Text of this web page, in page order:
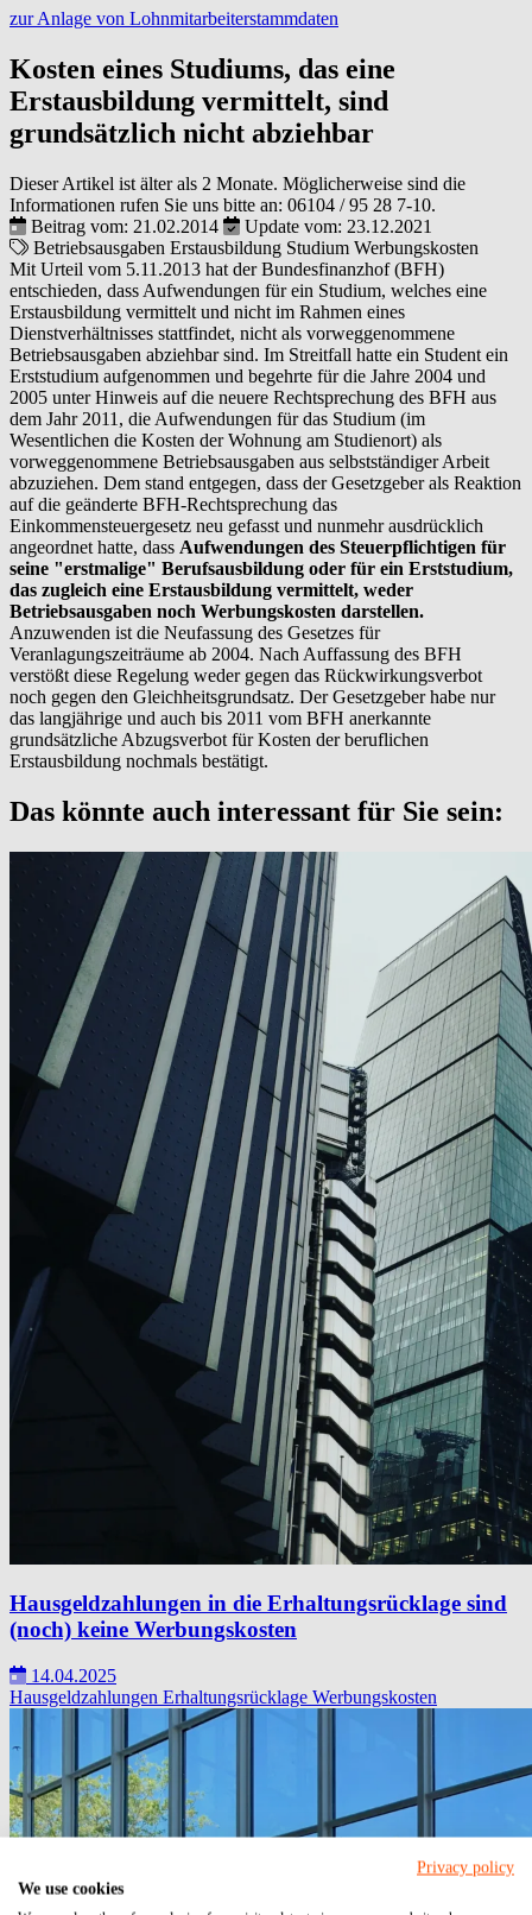
zur Anlage von Lohnmitarbeiterstammdaten
Kosten eines Studiums, das eine
Erstausbildung vermittelt, sind
grundsätzlich nicht abziehbar
Dieser Artikel ist älter als 2 Monate. Möglicherweise sind die
Informationen rufen Sie uns bitte an: 06104 / 95 28 7-10.
Beitrag vom: 21.02.2014
Update vom: 23.12.2021
Betriebsausgaben Erstausbildung Studium Werbungskosten
Mit Urteil vom 5.11.2013 hat der Bundesfinanzhof (BFH)
entschieden, dass Aufwendungen für ein Studium, welches eine
Erstausbildung vermittelt und nicht im Rahmen eines
Dienstverhältnisses stattfindet, nicht als vorweggenommene
Betriebsausgaben abziehbar sind. Im Streitfall hatte ein Student ein
Erststudium aufgenommen und begehrte für die Jahre 2004 und
2005 unter Hinweis auf die neuere Rechtsprechung des BFH aus
dem Jahr 2011, die Aufwendungen für das Studium (im
Wesentlichen die Kosten der Wohnung am Studienort) als
vorweggenommene Betriebsausgaben aus selbstständiger Arbeit
abzuziehen. Dem stand entgegen, dass der Gesetzgeber als Reaktion
auf die geänderte BFH-Rechtsprechung das
Einkommensteuergesetz neu gefasst und nunmehr ausdrücklich
angeordnet hatte, dass Aufwendungen des Steuerpflichtigen für
seine "erstmalige" Berufsausbildung oder für ein Erststudium,
das zugleich eine Erstausbildung vermittelt, weder
Betriebsausgaben noch Werbungskosten darstellen.
Anzuwenden ist die Neufassung des Gesetzes für
Veranlagungszeiträume ab 2004. Nach Auffassung des BFH
verstößt diese Regelung weder gegen das Rückwirkungsverbot
noch gegen den Gleichheitsgrundsatz. Der Gesetzgeber habe nur
das langjährige und auch bis 2011 vom BFH anerkannte
grundsätzliche Abzugsverbot für Kosten der beruflichen
Erstausbildung nochmals bestätigt.
Das könnte auch interessant für Sie sein:
Hausgeldzahlungen in die Erhaltungsrücklage sind
(noch) keine Werbungskosten
14.04.2025
Hausgeldzahlungen Erhaltungsrücklage Werbungskosten
Privacy policy
We use cookies